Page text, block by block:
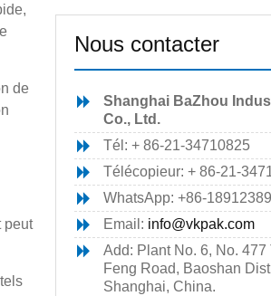
de
peut
Nous contacter
Shanghai BaZhou
Co., Ltd.
Tél: + 86-21-34710825
Télécopieur: + 86-21-
WhatsApp: +86-
Email: info@vkpak.com
Add: Plant No. 6, No. 477
Feng Road, Baoshan
Shanghai, China.